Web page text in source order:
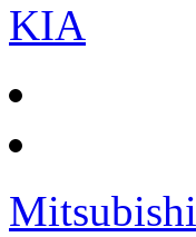
KIA
Mitsubishi